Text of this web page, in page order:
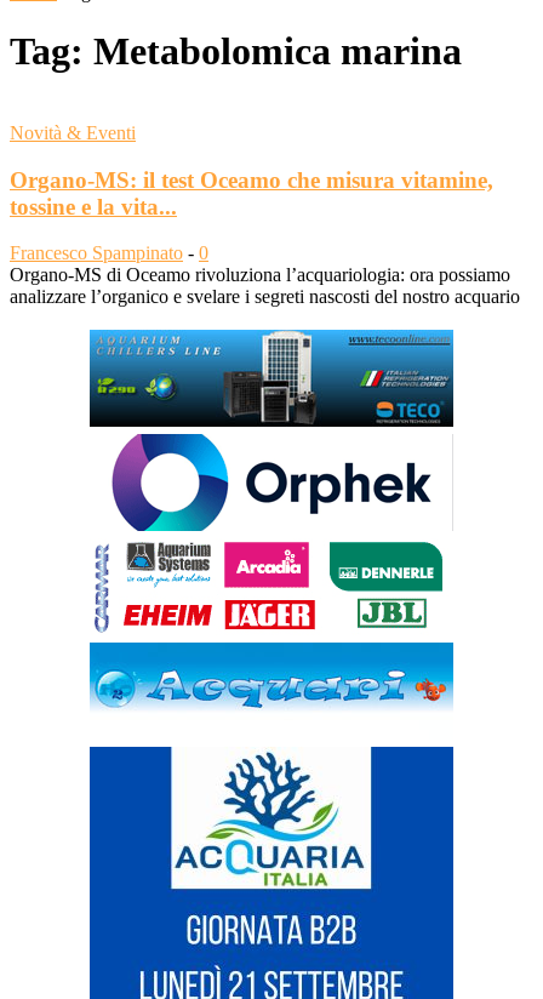
Tag: Metabolomica marina
Novità & Eventi
Organo‑MS: il test Oceamo che misura vitamine,
tossine e la vita...
Francesco Spampinato - 0
Organo‑MS di Oceamo rivoluziona l’acquariologia: ora possiamo
analizzare l’organico e svelare i segreti nascosti del nostro acquario